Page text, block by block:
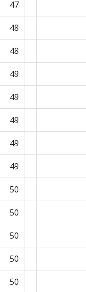
47
48
48
49
49
49
49
49
50
50
50
50
50